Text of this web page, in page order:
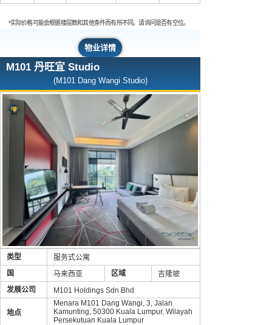
*实际价格可能会根据楼层数和其他条件而有所不同。请询问是否有空位。
物业详情
M101 丹旺宜 Studio
(M101 Dang Wangi Studio)
类型
服务式公寓
国
马来西亚 区域
吉隆坡
发展公司
M101 Holdings Sdn Bhd
地点
Menara M101 Dang Wangi, 3, Jalan
Kamunting, 50300 Kuala Lumpur, Wilayah
Persekutuan Kuala Lumpur